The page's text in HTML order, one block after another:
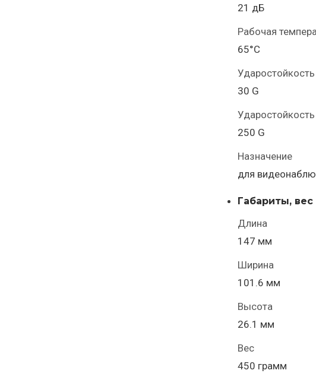
21 дБ
Рабочая
65°С
30 G
250 G
Назначение
для
Габариты, вес
Длина
147 мм
Ширина
101.6 мм
Высота
26.1 мм
Вес
450 грамм